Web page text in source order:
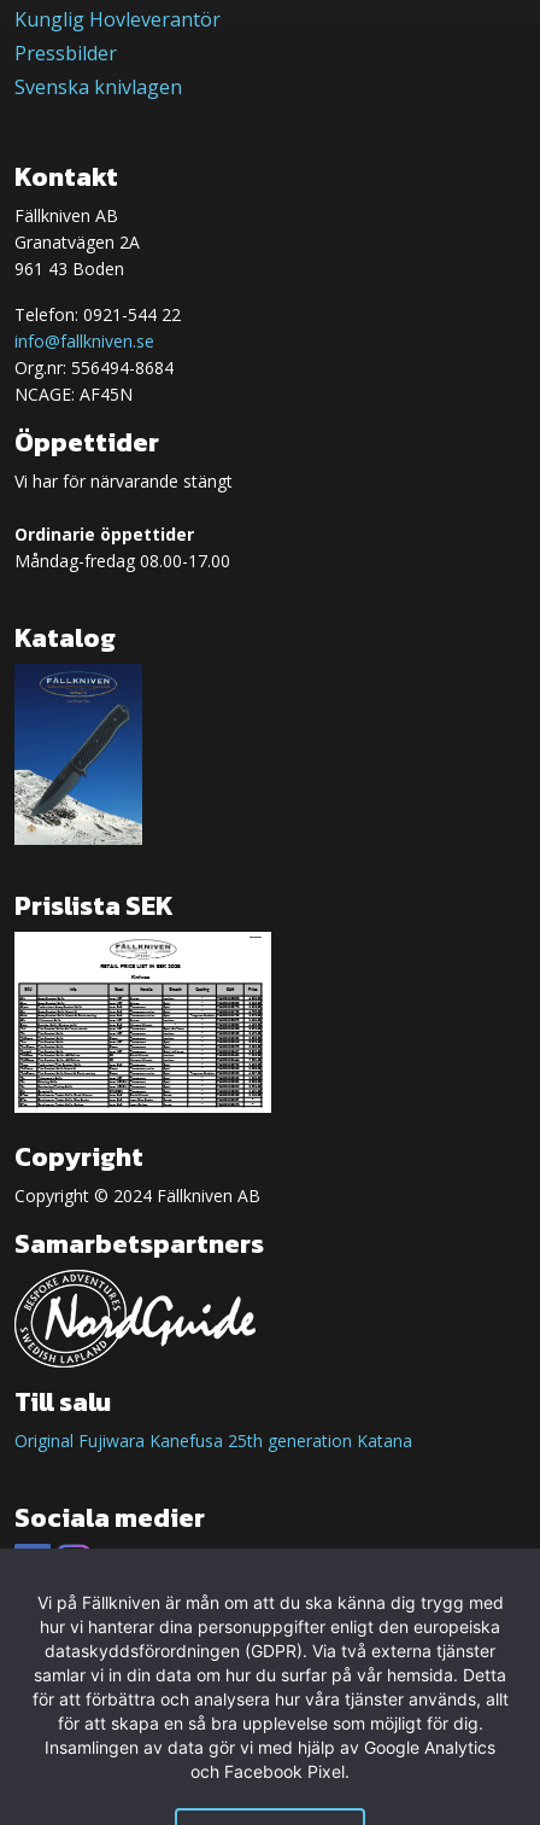
Kunglig Hovleverantör
Pressbilder
Svenska knivlagen
Kontakt
Fällkniven AB
Granatvägen 2A
961 43 Boden
Telefon: 0921-544 22
info@fallkniven.se
Org.nr: 556494-8684
NCAGE: AF45N
Öppettider
Vi har för närvarande stängt
Ordinarie öppettider
Måndag-fredag 08.00-17.00
Katalog
Prislista SEK
Copyright
Copyright © 2024 Fällkniven AB
Samarbetspartners
Till salu
Original Fujiwara Kanefusa 25th generation Katana
Sociala medier
Vi på Fällkniven är mån om att du ska känna dig trygg med
hur vi hanterar dina personuppgifter enligt den europeiska
dataskyddsförordningen (GDPR). Via två externa tjänster
samlar vi in din data om hur du surfar på vår hemsida. Detta
för att förbättra och analysera hur våra tjänster används, allt
för att skapa en så bra upplevelse som möjligt för dig.
Insamlingen av data gör vi med hjälp av Google Analytics
och Facebook Pixel.